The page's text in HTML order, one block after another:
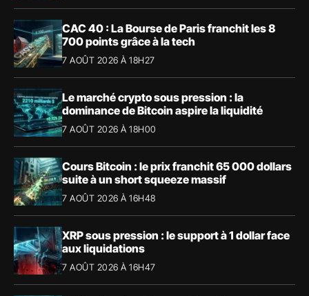
CAC 40 : La Bourse de Paris franchit les 8
700 points grâce à la tech
7 AOÛT 2026 À 18H27
Le marché crypto sous pression : la
dominance de Bitcoin aspire la liquidité
7 AOÛT 2026 À 18H00
Cours Bitcoin : le prix franchit 65 000 dollars
suite à un short squeeze massif
7 AOÛT 2026 À 16H48
XRP sous pression : le support à 1 dollar face
aux liquidations
7 AOÛT 2026 À 16H47